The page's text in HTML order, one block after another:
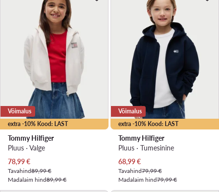
extra -10% Kood: LAST
Võimalus
Tommy Hilfiger
Pluus · Valge
Praegune hind
78,99€
Tavahind89,99 €
Madalaim hind89,99 €
extra -10% Kood: LAST
Võimalus
Tommy Hilfiger
Pluus · Tumesinine
Praegune hind
68,99€
Tavahind79,99 €
Madalaim hind79,99 €